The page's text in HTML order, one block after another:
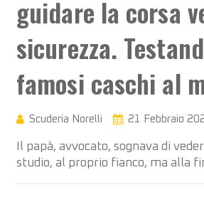
guidare la corsa
sicurezza.
famosi caschi al
Scuderia Norelli 21 Febbraio
Il papà, avvocato, sognava di
studio, al proprio fianco, ma alla